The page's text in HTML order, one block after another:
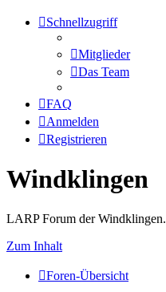
Schnellzugriff
Mitglieder
Das Team
FAQ
Anmelden
Registrieren
Windklingen
LARP Forum der Windklingen.
Zum Inhalt
Foren-Übersicht